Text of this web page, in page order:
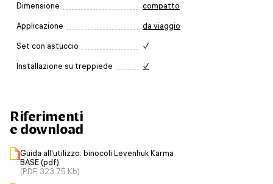
Dimensione compatto
Applicazione da viaggio
Set con astuccio ✓
Installazione su treppiede ✓
Riferimenti
e download
Guida all'utilizzo: binocoli Levenhuk Karma
BASE (pdf)
(PDF, 323.75 Kb)